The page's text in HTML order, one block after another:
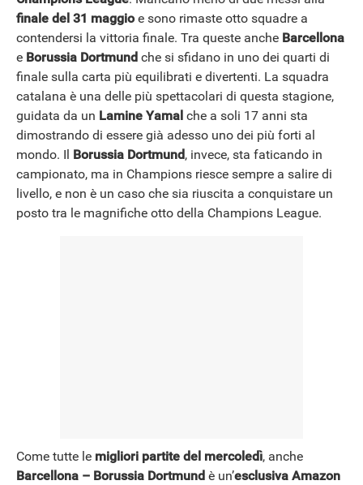
NEWS
finale del 31 maggioe sono rimaste otto squadre a
contendersi la vittoria finale. Tra queste anche Barcellona
e Borussia Dortmund che si sfidano in uno dei quarti di
finale sulla carta più equilibrati e divertenti. La squadra
catalana è una delle più spettacolari di questa stagione,
guidata da un Lamine Yamal che a soli 17 anni sta
dimostrando di essere già adesso uno dei più forti al
mondo. Il Borussia Dortmund, invece, sta faticando in
campionato, ma in Champions riesce sempre a salire di
livello, e non è un caso che sia riuscita a conquistare un
posto tra le magnifiche otto della Champions League.
Come tutte le migliori partite del mercoledì, anche
Barcellona – Borussia Dortmund è un’esclusiva Amazon